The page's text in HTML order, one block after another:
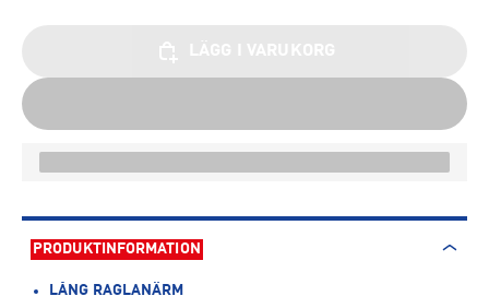
PRODUKTINFORMATION
LÅNG RAGLANÄRM